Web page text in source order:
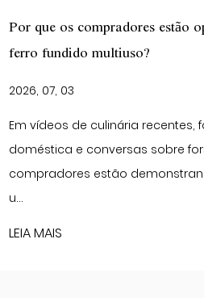
optando por panelas de
fóruns de cozinha
fornecedores, os
maior interesse em